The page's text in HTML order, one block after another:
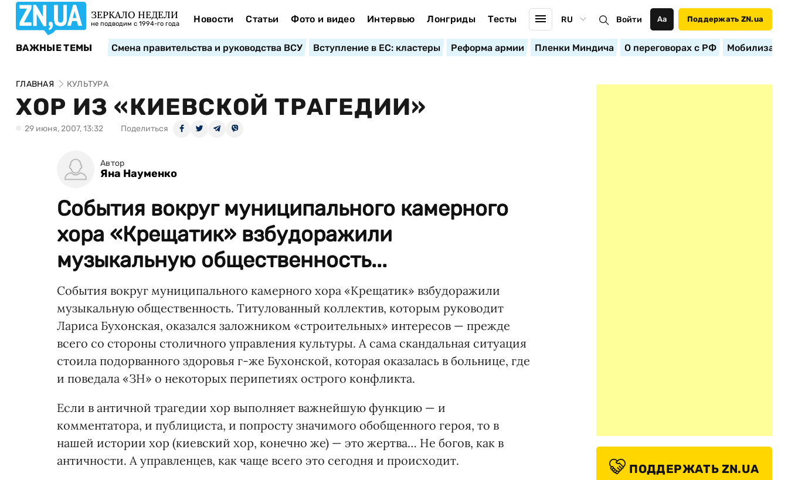
ЗЕРКАЛО НЕДЕЛИ
не подводим с 1994-го года Новости Статьи Фото и видео Интервью Лонгриды Тесты RU Войти Аа Поддержать ZN.ua
ВАЖНЫЕ ТЕМЫ Смена правительства и руководства ВСУ Вступление в ЕС: кластеры Реформа армии Пленки Миндича О переговорах с РФ
ГЛАВНАЯ КУЛЬТУРА
ХОР ИЗ «КИЕВСКОЙ ТРАГЕДИИ»
29 июня, 2007, 13:32 Поделиться
Автор
Яна Науменко
События вокруг муниципального камерного
хора «Крещатик» взбудоражили
музыкальную общественность...
События вокруг муниципального камерного хора «Крещатик» взбудоражили
музыкальную общественность. Титулованный коллектив, которым руководит
Лариса Бухонская, оказался заложником «строительных» интересов — прежде
всего со стороны столичного управления культуры. А сама скандальная ситуация
стоила подорванного здоровья г-же Бухонской, которая оказалась в больнице, где
и поведала «ЗН» о некоторых перипетиях острого конфликта.
Если в античной трагедии хор выполняет важнейшую функцию — и
комментатора, и публициста, и попросту значимого обобщенного героя, то в
нашей истории хор (киевский хор, конечно же) — это жертва… Не богов, как в
античности. А управленцев, как чаще всего это сегодня и происходит.
ПОДДЕРЖАТЬ ZN.UA